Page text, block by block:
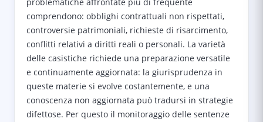
comprendono: obblighi contrattuali non rispettati,
controversie patrimoniali, richieste di risarcimento,
conflitti relativi a diritti reali o personali. La varietà
delle casistiche richiede una preparazione versatile
e continuamente aggiornata: la giurisprudenza in
queste materie si evolve costantemente, e una
conoscenza non aggiornata può tradursi in strategie
difettose. Per questo il monitoraggio delle sentenze